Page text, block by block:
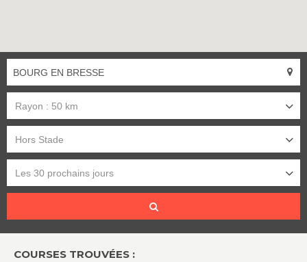
Rayon : 50 km
Hors Stade
Les 30 prochains jours
COURSES TROUVÉES :